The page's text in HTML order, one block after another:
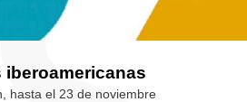
iberoamericanas
hasta el 23 de noviembre